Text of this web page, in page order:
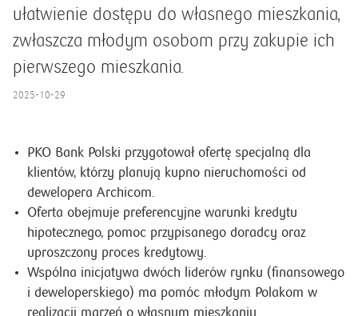
ułatwienie dostępu do własnego mieszkania,
zwłaszcza młodym osobom przy zakupie ich
pierwszego mieszkania.
2025-10-29
PKO Bank Polski przygotował ofertę specjalną dla
klientów, którzy planują kupno nieruchomości od
dewelopera Archicom.
Oferta obejmuje preferencyjne warunki kredytu
hipotecznego, pomoc przypisanego doradcy oraz
uproszczony proces kredytowy.
Wspólna inicjatywa dwóch liderów rynku (finansowego
i deweloperskiego) ma pomóc młodym Polakom w
realizacji marzeń o własnym mieszkaniu.